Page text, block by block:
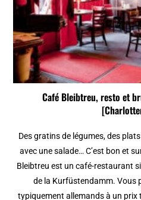
Café Bleibtreu, resto et
Des gratins de légumes, des
avec une salade… C’est bon et
Bleibtreu est un café-restaurant
de la Kurfüstendamm. Vous
typiquement allemands à un